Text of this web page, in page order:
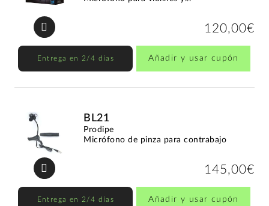
120,00€
Entrega en 2/4 días Añadir y usar cupón
BL21
Prodipe
Micrófono de pinza para contrabajo
145,00€
Entrega en 2/4 días Añadir y usar cupón